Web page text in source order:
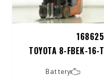
168625
TOYOTA 8-FBEK-16-T
Battery